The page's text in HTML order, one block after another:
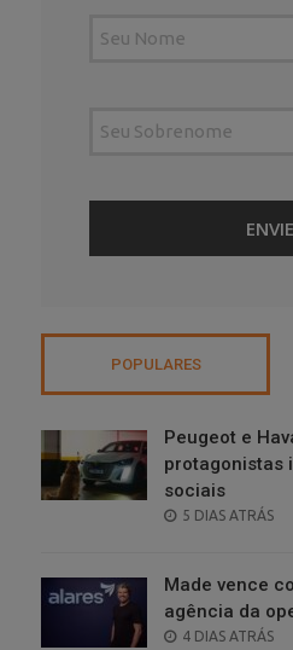
POPULARES
Peugeot e
protagonistas
sociais
POSTED
5 DIAS ATRÁS
Made vence
agência da
POSTED
4 DIAS ATRÁS